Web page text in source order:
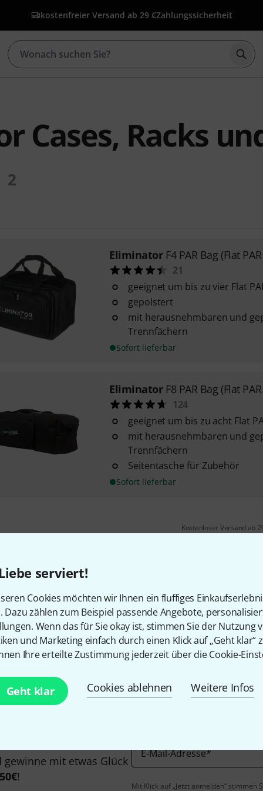
serviert!
Cookies möchten wir Ihnen ein fluffiges
Dazu zählen zum Beispiel passende Angebote,
Wenn das für Sie okay ist, stimmen Sie der Nutzung
und Marketing einfach durch einen Klick auf „Geht klar“
Ihre erteilte Zustimmung jederzeit über die Cookie-
Geht klar Cookies ablehnen Weitere Infos
kostenfreier Versand ab 29 €Zahlungssicherheit
Cases, Racks
2
Eliminator F4 PAR Bag (Flat
21
geeignet um bis zu vier Flat
gepolstert
mit herausnehmbaren und
Trennfächern
Sofort lieferbar
Eliminator F8 PAR Bag (Flat
124
geeignet um bis zu acht Flat
mit herausnehmbaren und
Trennfächern
Seitentasche für Zubehör
Sofort lieferbar
Kostenloser Versand ab
Gefällt Ihnen, was Sie sehen?
Teilen Hilfe & Feedback
mit etwas Glück
50€!
E-Mail-Adresse*
Mit Klick auf „Jetzt anmelden“